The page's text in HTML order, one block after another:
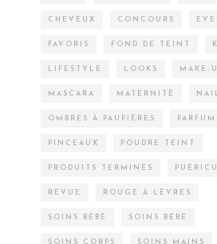
CHEVEUX CONCOURS
FAVORIS FOND DE TEINT
LIFESTYLE LOOKS MAKE-
MASCARA MATERNITÉ
OMBRES À PAUPIÈRES
PINCEAUX POUDRE TEINT
PRODUITS TERMINÉS
REVUE ROUGE À LÈVRES
SOINS BÉBÉ SOINS BÉBÉ
SOINS CORPS SOINS MAINS